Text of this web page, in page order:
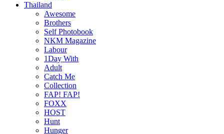
Thailand
Awesome
Brothers
Self Photobook
NKM Magazine
Labour
1Day With
Adult
Catch Me
Collection
FAP! FAP!
FOXX
HOST
Hunt
Hunger